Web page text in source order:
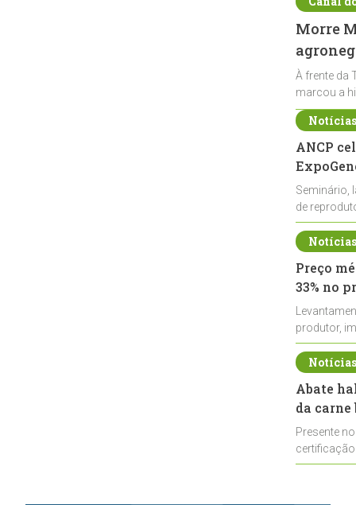
Morre
À frente da
marcou a
ANCP
Seminário,
de
durante a
Preço
33% no
produtor,
de leite cru
Abate
da
Presente